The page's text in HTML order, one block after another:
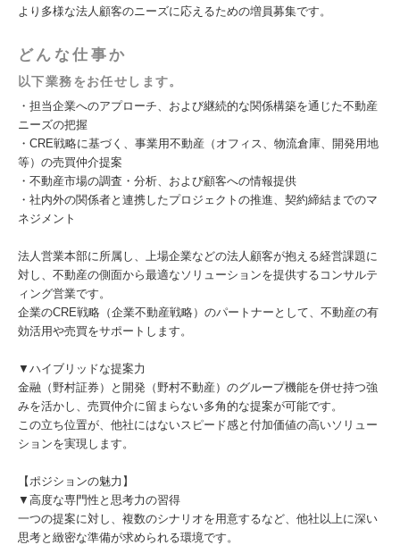
より多様な法人顧客のニーズに応えるための増員募集です。
どんな仕事か
以下業務をお任せします。
・担当企業へのアプローチ、および継続的な関係構築を通じた不動産
ニーズの把握
・CRE戦略に基づく、事業用不動産（オフィス、物流倉庫、開発用地
等）の売買仲介提案
・不動産市場の調査・分析、および顧客への情報提供
・社内外の関係者と連携したプロジェクトの推進、契約締結までのマ
ネジメント
法人営業本部に所属し、上場企業などの法人顧客が抱える経営課題に
対し、不動産の側面から最適なソリューションを提供するコンサルテ
ィング営業です。
企業のCRE戦略（企業不動産戦略）のパートナーとして、不動産の有
効活用や売買をサポートします。
▼ハイブリッドな提案力
金融（野村証券）と開発（野村不動産）のグループ機能を併せ持つ強
みを活かし、売買仲介に留まらない多角的な提案が可能です。
この立ち位置が、他社にはないスピード感と付加価値の高いソリュー
ションを実現します。
【ポジションの魅力】
▼高度な専門性と思考力の習得
一つの提案に対し、複数のシナリオを用意するなど、他社以上に深い
思考と緻密な準備が求められる環境です。